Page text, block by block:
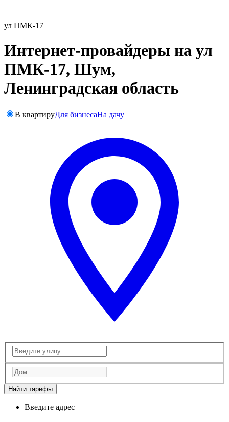
ул ПМК-17
Интернет-провайдеры на ул
ПМК-17, Шум,
Ленинградская область
В квартируДля бизнесаНа дачу
Найти тарифы
Введите адрес